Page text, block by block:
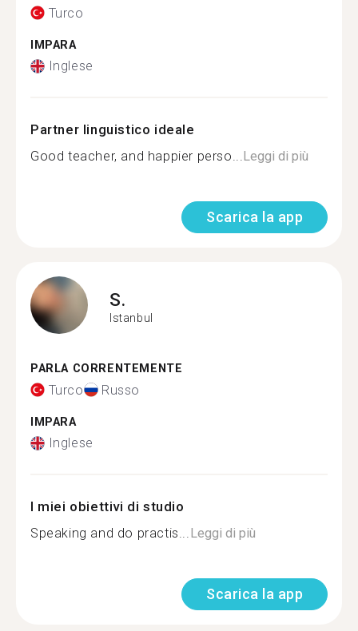
Turco
IMPARA
Inglese
Partner linguistico ideale
Good teacher, and happier perso...Leggi di più
Scarica la app
S.
Istanbul
PARLA CORRENTEMENTE
Turco Russo
IMPARA
Inglese
I miei obiettivi di studio
Speaking and do practis...Leggi di più
Scarica la app